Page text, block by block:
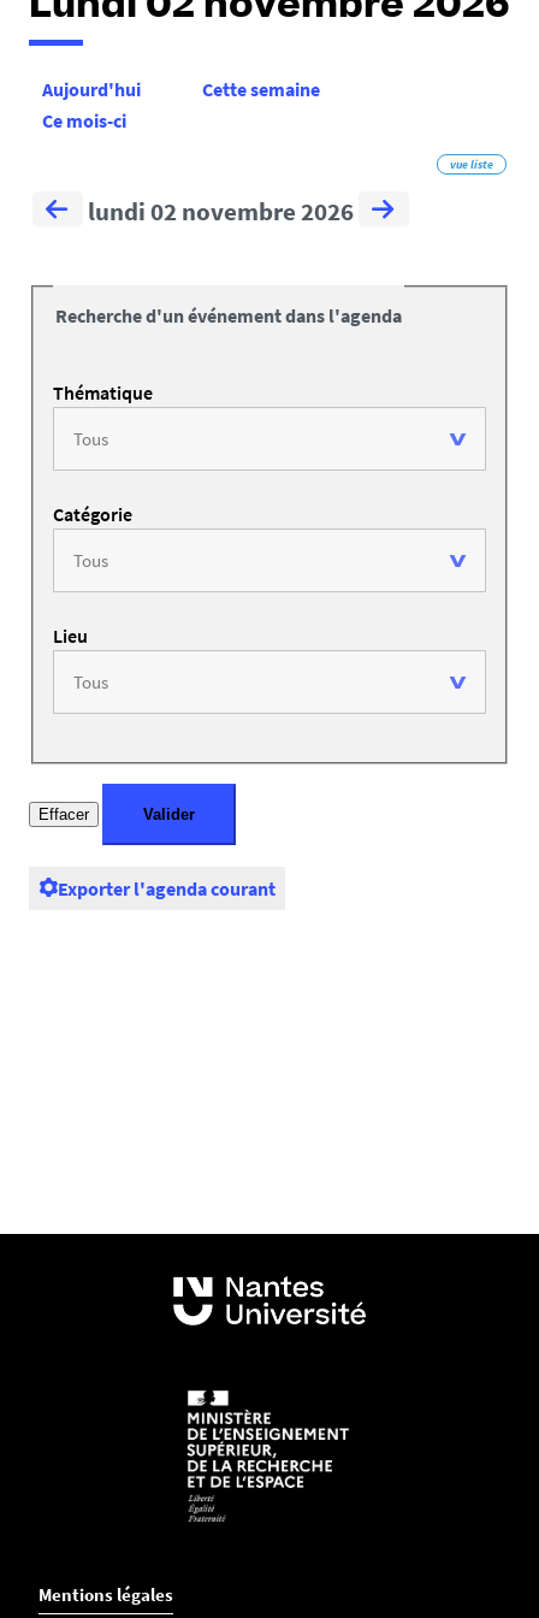
Lundi 02 novembre 2026
Aujourd'hui
Cette semaine
Ce mois-ci
vue liste
lundi 02 novembre 2026
Recherche d'un événement dans l'agenda
Thématique
Catégorie
Lieu
Exporter l'agenda courant
Mentions légales